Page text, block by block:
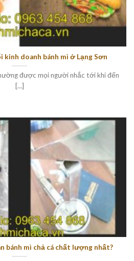
kinh doanh bánh mì ở Lạng Sơn
được mọi người nhắc tới khi đến
[...]
bánh mì chả cá chất lượng nhất?